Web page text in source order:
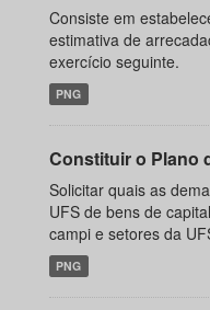
Consiste em
estimativa de
exercício seguinte.
PNG
Constituir o Plano
Solicitar quais as
UFS de bens de
campi e setores da
PNG